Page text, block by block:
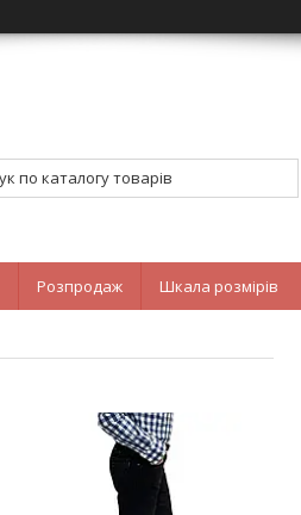
Розпродаж Шкала розмірів